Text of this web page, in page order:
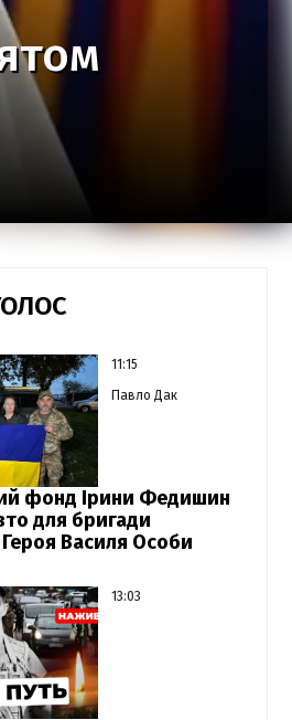
11:15
Павло Дак
фонд Ірини Федишин
для бригади
Василя Особи
13:03